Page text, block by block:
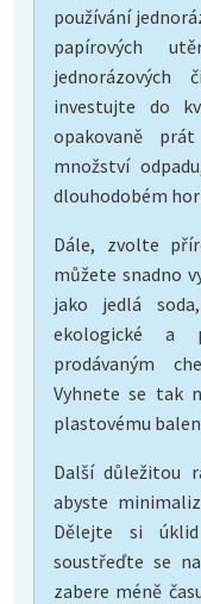
používání
papírových
jednorázových
investujte do
opakovaně
množství
dlouhodobém
Dále, zvolte
můžete snadno
jako jedlá
ekologické a
prodávaným
Vyhnete se tak
plastovému
Další důležitou
abyste
Dělejte si
soustřeďte se
zabere méně